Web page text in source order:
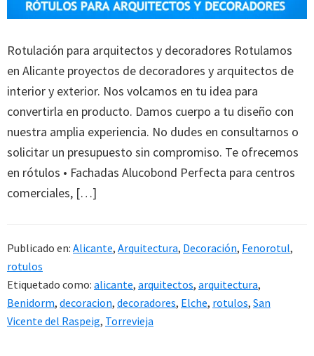
Rotulación para arquitectos y decoradores Rotulamos
en Alicante proyectos de decoradores y arquitectos de
interior y exterior. Nos volcamos en tu idea para
convertirla en producto. Damos cuerpo a tu diseño con
nuestra amplia experiencia. No dudes en consultarnos o
solicitar un presupuesto sin compromiso. Te ofrecemos
en rótulos • Fachadas Alucobond Perfecta para centros
comerciales, […]
Publicado en: Alicante, Arquitectura, Decoración, Fenorotul,
rotulos
Etiquetado como: alicante, arquitectos, arquitectura,
Benidorm, decoracion, decoradores, Elche, rotulos, San
Vicente del Raspeig, Torrevieja